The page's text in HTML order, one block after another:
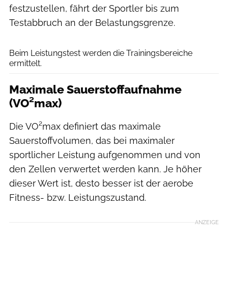
festzustellen, fährt der Sportler bis zum
Testabbruch an der Belastungsgrenze.
Beim Leistungstest werden die Trainingsbereiche
ermittelt.
Maximale Sauerstoffaufnahme
(VO²max)
Die VO²max definiert das maximale
Sauerstoffvolumen, das bei maximaler
sportlicher Leistung aufgenommen und von
den Zellen verwertet werden kann. Je höher
dieser Wert ist, desto besser ist der aerobe
Fitness- bzw. Leistungszustand.
ANZEIGE